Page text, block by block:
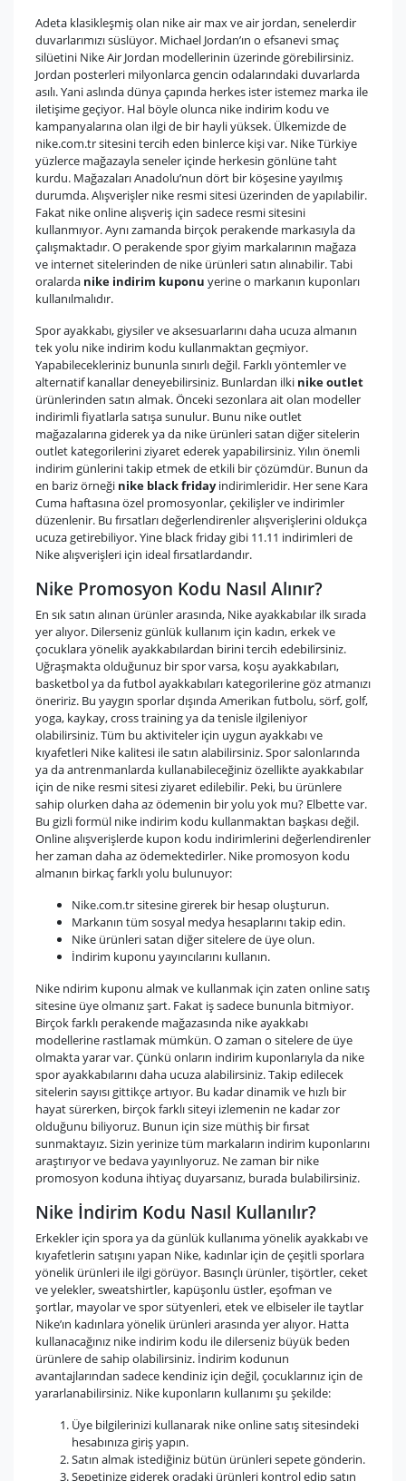
Adeta klasikleşmiş olan nike air max ve air jordan, senelerdir
duvarlarımızı süslüyor. Michael Jordan’ın o efsanevi smaç
silüetini Nike Air Jordan modellerinin üzerinde görebilirsiniz.
Jordan posterleri milyonlarca gencin odalarındaki duvarlarda
asılı. Yani aslında dünya çapında herkes ister istemez marka ile
iletişime geçiyor. Hal böyle olunca nike indirim kodu ve
kampanyalarına olan ilgi de bir hayli yüksek. Ülkemizde de
nike.com.tr sitesini tercih eden binlerce kişi var. Nike Türkiye
yüzlerce mağazayla seneler içinde herkesin gönlüne taht
kurdu. Mağazaları Anadolu’nun dört bir köşesine yayılmış
durumda. Alışverişler nike resmi sitesi üzerinden de yapılabilir.
Fakat nike online alışveriş için sadece resmi sitesini
kullanmıyor. Aynı zamanda birçok perakende markasıyla da
çalışmaktadır. O perakende spor giyim markalarının mağaza
ve internet sitelerinden de nike ürünleri satın alınabilir. Tabi
oralarda nike indirim kuponu yerine o markanın kuponları
kullanılmalıdır.
Spor ayakkabı, giysiler ve aksesuarlarını daha ucuza almanın
tek yolu nike indirim kodu kullanmaktan geçmiyor.
Yapabilecekleriniz bununla sınırlı değil. Farklı yöntemler ve
alternatif kanallar deneyebilirsiniz. Bunlardan ilki nike outlet
ürünlerinden satın almak. Önceki sezonlara ait olan modeller
indirimli fiyatlarla satışa sunulur. Bunu nike outlet
mağazalarına giderek ya da nike ürünleri satan diğer sitelerin
outlet kategorilerini ziyaret ederek yapabilirsiniz. Yılın önemli
indirim günlerini takip etmek de etkili bir çözümdür. Bunun da
en bariz örneği nike black fridayindirimleridir. Her sene Kara
Cuma haftasına özel promosyonlar, çekilişler ve indirimler
düzenlenir. Bu fırsatları değerlendirenler alışverişlerini oldukça
ucuza getirebiliyor. Yine black friday gibi 11.11 indirimleri de
Nike alışverişleri için ideal fırsatlardandır.
Nike Promosyon Kodu Nasıl Alınır?
En sık satın alınan ürünler arasında, Nike ayakkabılar ilk sırada
yer alıyor. Dilerseniz günlük kullanım için kadın, erkek ve
çocuklara yönelik ayakkabılardan birini tercih edebilirsiniz.
Uğraşmakta olduğunuz bir spor varsa, koşu ayakkabıları,
basketbol ya da futbol ayakkabıları kategorilerine göz atmanızı
öneririz. Bu yaygın sporlar dışında Amerikan futbolu, sörf, golf,
yoga, kaykay, cross training ya da tenisle ilgileniyor
olabilirsiniz. Tüm bu aktiviteler için uygun ayakkabı ve
kıyafetleri Nike kalitesi ile satın alabilirsiniz. Spor salonlarında
ya da antrenmanlarda kullanabileceğiniz özellikte ayakkabılar
için de nike resmi sitesi ziyaret edilebilir. Peki, bu ürünlere
sahip olurken daha az ödemenin bir yolu yok mu? Elbette var.
Bu gizli formül nike indirim kodu kullanmaktan başkası değil.
Online alışverişlerde kupon kodu indirimlerini değerlendirenler
her zaman daha az ödemektedirler. Nike promosyon kodu
almanın birkaç farklı yolu bulunuyor:
Nike.com.tr sitesine girerek bir hesap oluşturun.
Markanın tüm sosyal medya hesaplarını takip edin.
Nike ürünleri satan diğer sitelere de üye olun.
İndirim kuponu yayıncılarını kullanın.
Nike ndirim kuponu almak ve kullanmak için zaten online satış
sitesine üye olmanız şart. Fakat iş sadece bununla bitmiyor.
Birçok farklı perakende mağazasında nike ayakkabı
modellerine rastlamak mümkün. O zaman o sitelere de üye
olmakta yarar var. Çünkü onların indirim kuponlarıyla da nike
spor ayakkabılarını daha ucuza alabilirsiniz. Takip edilecek
sitelerin sayısı gittikçe artıyor. Bu kadar dinamik ve hızlı bir
hayat sürerken, birçok farklı siteyi izlemenin ne kadar zor
olduğunu biliyoruz. Bunun için size müthiş bir fırsat
sunmaktayız. Sizin yerinize tüm markaların indirim kuponlarını
araştırıyor ve bedava yayınlıyoruz. Ne zaman bir nike
promosyon koduna ihtiyaç duyarsanız, burada bulabilirsiniz.
Nike İndirim Kodu Nasıl Kullanılır?
Erkekler için spora ya da günlük kullanıma yönelik ayakkabı ve
kıyafetlerin satışını yapan Nike, kadınlar için de çeşitli sporlara
yönelik ürünleri ile ilgi görüyor. Basınçlı ürünler, tişörtler, ceket
ve yelekler, sweatshirtler, kapüşonlu üstler, eşofman ve
şortlar, mayolar ve spor sütyenleri, etek ve elbiseler ile taytlar
Nike’ın kadınlara yönelik ürünleri arasında yer alıyor. Hatta
kullanacağınız nike indirim kodu ile dilerseniz büyük beden
ürünlere de sahip olabilirsiniz. İndirim kodunun
avantajlarından sadece kendiniz için değil, çocuklarınız için de
yararlanabilirsiniz. Nike kuponların kullanımı şu şekilde:
Üye bilgilerinizi kullanarak nike online satış sitesindeki
hesabınıza giriş yapın.
Satın almak istediğiniz bütün ürünleri sepete gönderin.
Sepetinize giderek oradaki ürünleri kontrol edip satın